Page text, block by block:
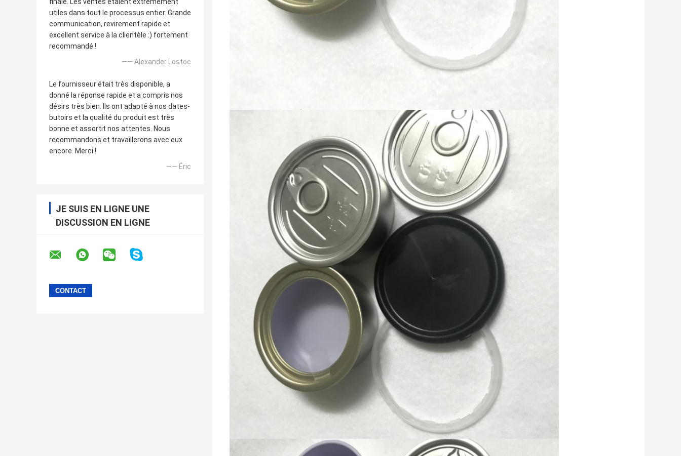
finale. Les ventes étaient extrêmement
utiles dans tout le processus entier. Grande
communication, revirement rapide et
excellent service à la clientèle :) fortement
recommandé !
—— Alexander Lostoc
Le fournisseur était très disponible, a
donné la réponse rapide et a compris nos
désirs très bien. Ils ont adapté à nos dates-
butoirs et la qualité du produit est très
bonne et assortit nos attentes. Nous
recommandons et travaillerons avec eux
encore. Merci !
—— Éric
JE SUIS EN LIGNE UNE
DISCUSSION EN LIGNE